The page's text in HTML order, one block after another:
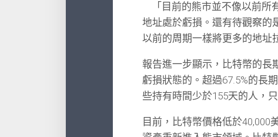
「目前的熊市並不像以前所
地址處於虧損。還有待觀察的
以前的周期一樣將更多的地址
報告進一步顯示，比特幣的長
虧損狀態的。超過67.5%的長
些持有時間少於155天的人，
目前，比特幣價格低於40,000